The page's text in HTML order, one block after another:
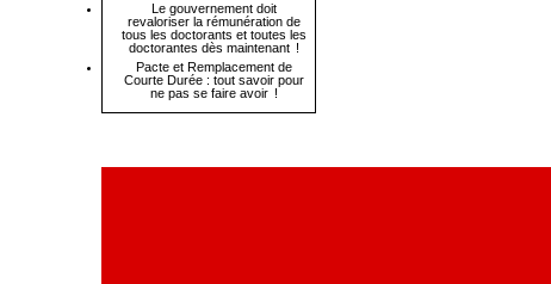
Le gouvernement doit
revaloriser la rémunération de
tous les doctorants et toutes les
doctorantes dès maintenant !
Pacte et Remplacement de
Courte Durée : tout savoir pour
ne pas se faire avoir !